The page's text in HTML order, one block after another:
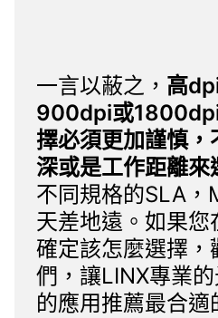
一言以蔽之， 高
900dpi或
擇必須更加謹慎
深或是工作距離來
不同規格的SLA，
天差地遠。如果您
確定該怎麼選擇，
們 ，讓LINX專業
的應用推薦最合適